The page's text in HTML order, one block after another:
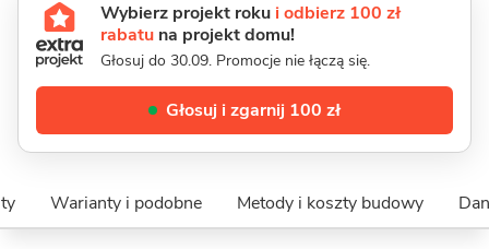
Wybierz projekt roku i odbierz 100 zł
rabatu na projekt domu!
Głosuj do 30.09. Promocje nie łączą się.
Głosuj i zgarnij 100 zł
Warianty i podobne Metody i koszty budowy